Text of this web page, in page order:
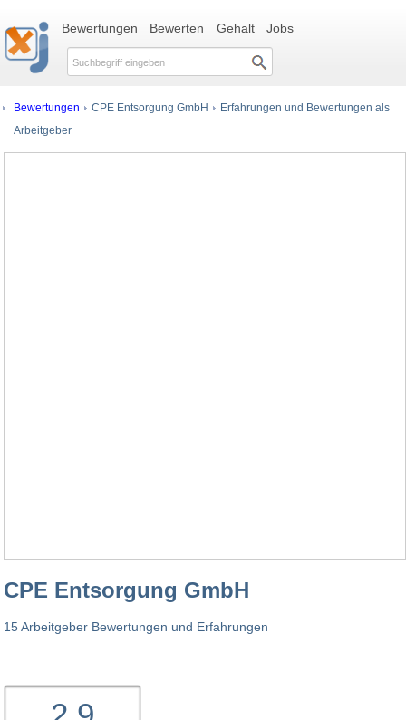
Bewertungen Bewerten Gehalt Jobs
Bewertungen CPE Entsorgung GmbH Erfahrungen und Bewertungen als
Arbeitgeber
CPE Entsorgung GmbH
15 Arbeitgeber Bewertungen und Erfahrungen